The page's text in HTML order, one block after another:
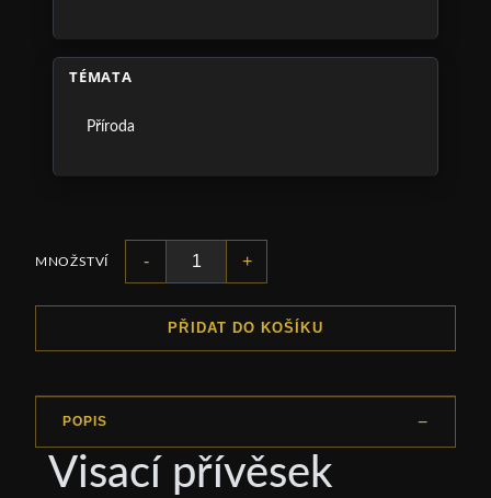
TÉMATA
Příroda
MNOŽSTVÍ - +
PŘIDAT DO KOŠÍKU
POPIS
Visací přívěsek